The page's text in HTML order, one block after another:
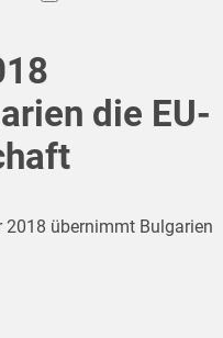
die EU-
2018 übernimmt Bulgarien